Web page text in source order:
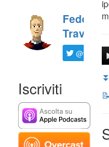
Federico
Travaini
@ftrava
Iscriviti